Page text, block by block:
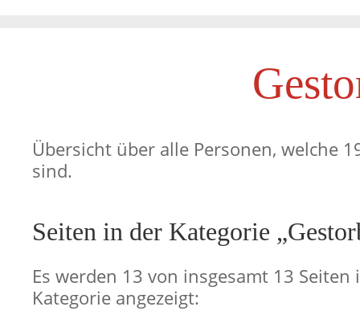
Übersicht über alle Personen, welche
sind.
Seiten in der Kategorie
Es werden 13 von insgesamt 13 Seiten
Kategorie angezeigt: